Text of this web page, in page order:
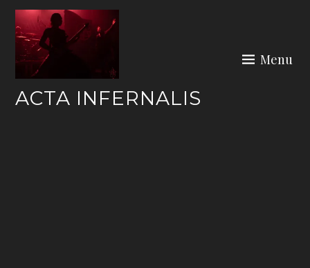
Skip
content
ACTA INFERNALIS
Menu